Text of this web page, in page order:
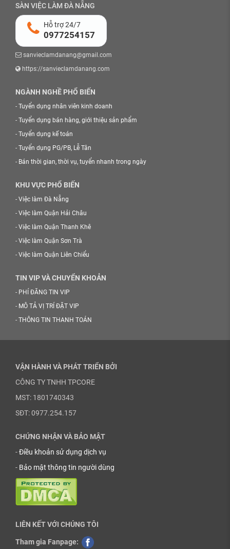
SÀN VIỆC LÀM ĐÀ NẴNG
Hỗ trợ 24/7
0977254157
sanvieclamdanang@gmail.com
https://sanvieclamdanang.com
NGÀNH NGHỀ PHỔ BIẾN
- Tuyển dụng nhân viên kinh doanh
- Tuyển dụng bán hàng, giới thiệu sản phẩm
- Tuyển dụng kế toán
- Tuyển dụng PG/PB, Lễ Tân
- Bán thời gian, thời vụ, tuyển nhanh trong ngày
KHU VỰC PHỔ BIẾN
- Việc làm Đà Nẵng
- Việc làm Quận Hải Châu
- Việc làm Quận Thanh Khê
- Việc làm Quận Sơn Trà
- Việc làm Quận Liên Chiểu
TIN VIP VÀ CHUYỂN KHOẢN
- PHÍ ĐĂNG TIN VIP
- MÔ TẢ VỊ TRÍ ĐẶT VIP
- THÔNG TIN THANH TOÁN
VẬN HÀNH VÀ PHÁT TRIỂN BỞI
CÔNG TY TNHH TPCORE
MST: 1801740343
SĐT: 0977.254.157
CHỨNG NHẬN VÀ BẢO MẬT
-Điều khoản sử dụng dịch vụ
- Bảo mật thông tin người dùng
LIÊN KẾT VỚI CHÚNG TÔI
Tham gia Fanpage: